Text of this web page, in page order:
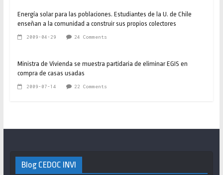
Energía solar para las poblaciones. Estudiantes de la U. de Chile
enseñan a la comunidad a construir sus propios colectores
2009-04-29 24 Comments
Ministra de Vivienda se muestra partidaria de eliminar EGIS en
compra de casas usadas
2009-07-14 22 Comments
Blog CEDOC INVI